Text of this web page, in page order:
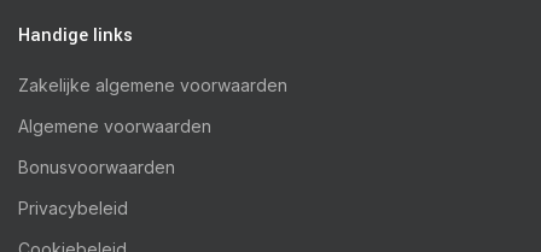
Handige links
Zakelijke algemene voorwaarden
Algemene voorwaarden
Bonusvoorwaarden
Privacybeleid